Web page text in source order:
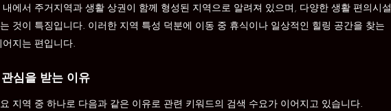
에서 주거지역과 생활 상권이 함께 형성된 지역으로 알려져 있으며, 다양한 생활 편의시설
것이 특징입니다. 이러한 지역 특성 덕분에 이동 중 휴식이나 일상적인 힐링 공간을 찾는
지는 편입니다.
심을 받는 이유
지역 중 하나로 다음과 같은 이유로 관련 키워드의 검색 수요가 이어지고 있습니다.